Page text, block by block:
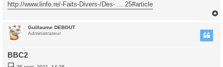
http://www.linfo.re/-Faits-Divers-/Des- ... 25#article
Guillaume DEBOUT
Administrateur
BBC2
M